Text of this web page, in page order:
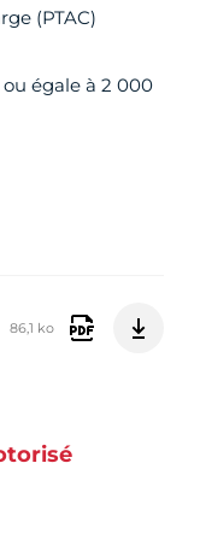
(PTAC)
égale à 2 000
86,1 ko